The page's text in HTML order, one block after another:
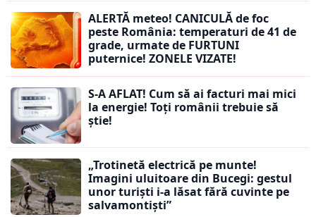
ALERTĂ meteo! CANICULĂ de foc
peste România: temperaturi de 41 de
grade, urmate de FURTUNI
puternice! ZONELE VIZATE!
S-A AFLAT! Cum să ai facturi mai mici
la energie! Toți românii trebuie să
știe!
„Trotinetă electrică pe munte!
Imagini uluitoare din Bucegi: gestul
unor turiști i-a lăsat fără cuvinte pe
salvamontiști”